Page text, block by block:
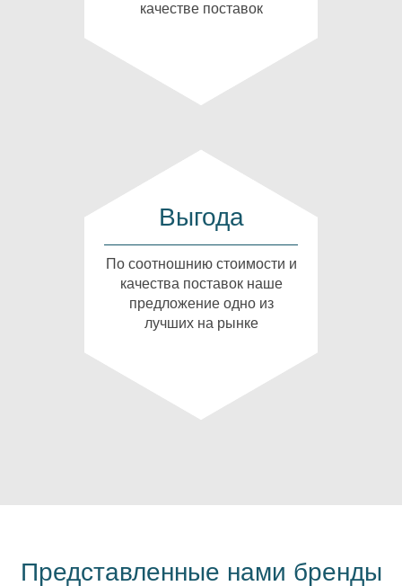
качестве поставок
Выгода
По соотношнию стоимости и
качества поставок наше
предложение одно из
лучших на рынке
Представленные нами бренды